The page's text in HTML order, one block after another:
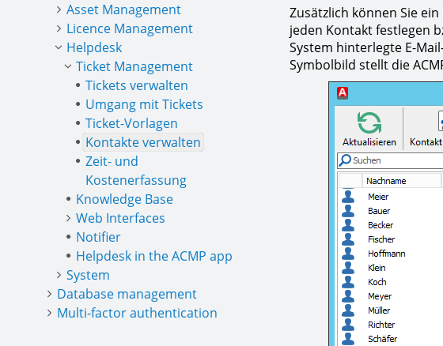
Zusätzlich können Sie
jeden Kontakt festlegen
System hinterlegte E-
Symbolbild stellt die
Asset Management
Licence Management
Helpdesk
Ticket Management
Tickets verwalten
Umgang mit Tickets
Ticket-Vorlagen
Kontakte verwalten
Zeit- und
Kostenerfassung
Knowledge Base
Web Interfaces
Notifier
Helpdesk in the ACMP app
System
Database management
Multi-factor authentication